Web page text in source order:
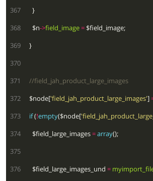
367
    }
368
    $n
->field_image=
$field_image;
369
  }
370
371
//field_jah_product_large_images
372
  $node[
'field_jah_product_large_images']
373
if (!empty($node[
374
    $field_large_images
=array ();
375
376
    $field_large_images_und
=